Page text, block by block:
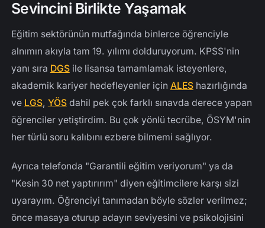
Sevincini Birlikte Yaşamak
Eğitim sektörünün mutfağında binlerce öğrenciyle
alnımın akıyla tam 19. yılımı dolduruyorum. KPSS'nin
yanı sıra DGSile lisansa tamamlamak isteyenlere,
akademik kariyer hedefleyenler için ALEShazırlığında
ve LGS, YÖSdahil pek çok farklı sınavda derece yapan
öğrenciler yetiştirdim. Bu çok yönlü tecrübe, ÖSYM'nin
her türlü soru kalıbını ezbere bilmemi sağlıyor.
Ayrıca telefonda "Garantili eğitim veriyorum" ya da
"Kesin 30 net yaptırırım" diyen eğitimcilere karşı sizi
uyarayım. Öğrenciyi tanımadan böyle sözler verilmez;
önce masaya oturup adayın seviyesini ve psikolojisini